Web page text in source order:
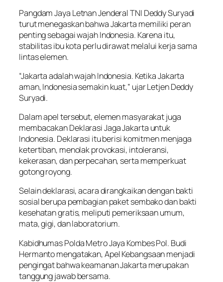
Pangdam Jaya Letnan Jenderal TNI Deddy Suryadi
turut menegaskan bahwa Jakarta memiliki peran
penting sebagai wajah Indonesia. Karena itu,
stabilitas ibu kota perlu dirawat melalui kerja sama
lintas elemen.
“Jakarta adalah wajah Indonesia. Ketika Jakarta
aman, Indonesia semakin kuat,” ujar Letjen Deddy
Suryadi.
Dalam apel tersebut, elemen masyarakat juga
membacakan Deklarasi Jaga Jakarta untuk
Indonesia. Deklarasi itu berisi komitmen menjaga
ketertiban, menolak provokasi, intoleransi,
kekerasan, dan perpecahan, serta memperkuat
gotong royong.
Selain deklarasi, acara dirangkaikan dengan bakti
sosial berupa pembagian paket sembako dan bakti
kesehatan gratis, meliputi pemeriksaan umum,
mata, gigi, dan laboratorium.
Kabidhumas Polda Metro Jaya Kombes Pol. Budi
Hermanto mengatakan, Apel Kebangsaan menjadi
pengingat bahwa keamanan Jakarta merupakan
tanggung jawab bersama.